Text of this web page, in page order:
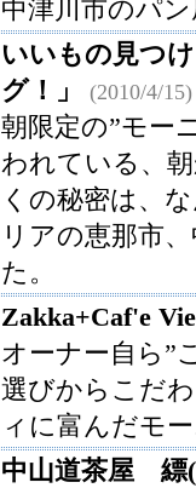
中津川市のパ
いいもの見つ
グ！」
(2010/4/15)
朝限定の”モー
われている、
くの秘密は、
リアの恵那市
た。
Zakka+Caf'e
オーナー自ら”
選びからこだ
ィに富んだモ
中山道茶屋 縹